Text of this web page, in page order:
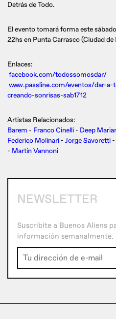
Detrás de Todo.
El evento tomará forma este
22hs en Punta Carrasco (Ciudad de
Enlaces:
facebook.com/todossomosdar/
www.passline.com/eventos/dar-
creando-sonrisas-sab1712
Artistas Relacionados:
Barem - Franco Cinelli - Deep
Federico Molinari - Jorge Savoretti -
- Martín Vannoni
NEWSLETTER
Suscribite a Buenos Aliens
información semanalmente.